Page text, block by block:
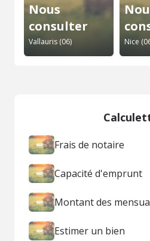
Nous
consulter
Vallauris (06) Nice
Frais de notaire
Capacité d'emprunt
Montant des
Estimer un bien